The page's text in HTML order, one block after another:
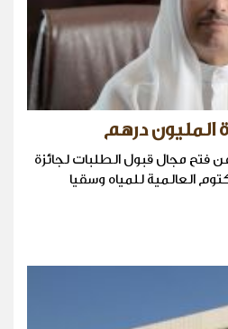
المليون درهم
فتح مجال قبول الطلبات لجائزة
العالمية للمياه وسقيا